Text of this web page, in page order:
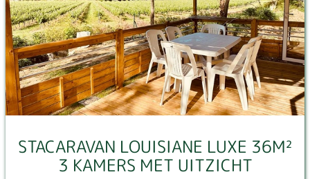
STACARAVAN LOUISIANE LUXE 36M²
3 KAMERS MET UITZICHT